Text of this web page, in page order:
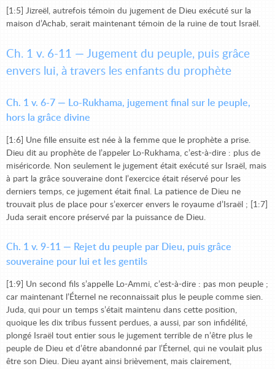
[1:5] Jizreël, autrefois témoin du jugement de Dieu exécuté sur la
maison d’Achab, serait maintenant témoin de la ruine de tout Israël.
Ch. 1 v. 6-11 — Jugement du peuple, puis grâce
envers lui, à travers les enfants du prophète
Ch. 1 v. 6-7 — Lo-Rukhama, jugement final sur le peuple,
hors la grâce divine
[1:6] Une fille ensuite est née à la femme que le prophète a prise.
Dieu dit au prophète de l’appeler Lo-Rukhama, c’est-à-dire : plus de
miséricorde. Non seulement le jugement était exécuté sur Israël, mais
à part la grâce souveraine dont l’exercice était réservé pour les
derniers temps, ce jugement était final. La patience de Dieu ne
trouvait plus de place pour s’exercer envers le royaume d’Israël ; [1:7]
Juda serait encore préservé par la puissance de Dieu.
Ch. 1 v. 9-11 — Rejet du peuple par Dieu, puis grâce
souveraine pour lui et les gentils
[1:9] Un second fils s’appelle Lo-Ammi, c’est-à-dire : pas mon peuple ;
car maintenant l’Éternel ne reconnaissait plus le peuple comme sien.
Juda, qui pour un temps s’était maintenu dans cette position,
quoique les dix tribus fussent perdues, a aussi, par son infidélité,
plongé Israël tout entier sous le jugement terrible de n’être plus le
peuple de Dieu et d’être abandonné par l’Éternel, qui ne voulait plus
être son Dieu. Dieu ayant ainsi brièvement, mais clairement,